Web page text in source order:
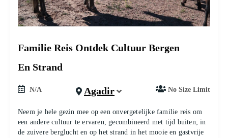
Familie Reis Ontdek Cultuur Bergen
En Strand
N/A Agadir No Size Limit
Neem je hele gezin mee op een onvergetelijke familie reis om
een ​​andere cultuur te ervaren, gecombineerd met tijd buiten; in
de zuivere berglucht en op het strand in het mooie en gastvrije